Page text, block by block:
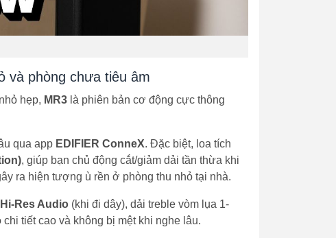
và phòng chưa tiêu âm
hẹp, MR3 là phiên bản cơ động cực thông
qua app EDIFIER ConneX. Đặc biệt, loa tích
, giúp bạn chủ động cắt/giảm dải tần thừa khi
ra hiện tượng ù rền ở phòng thu nhỏ tại nhà.
Hi-Res Audio (khi đi dây), dải treble vòm lụa 1-
tiết cao và không bị mệt khi nghe lâu.